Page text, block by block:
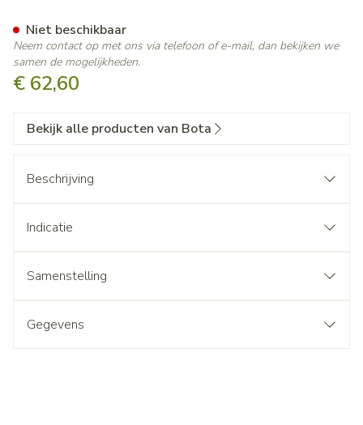
€ 62,60
Niet beschikbaar
Neem contact op met ons via telefoon of e-mail, dan bekijken we
samen de mogelijkheden.
Bekijk alle producten van Bota
Beschrijving
Indicatie
Samenstelling
Gegevens